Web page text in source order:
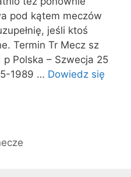
pod kątem meczów
jeśli ktoś
Termin Tr Mecz sz
Polska – Szwecja 25
1989 … Dowiedz się